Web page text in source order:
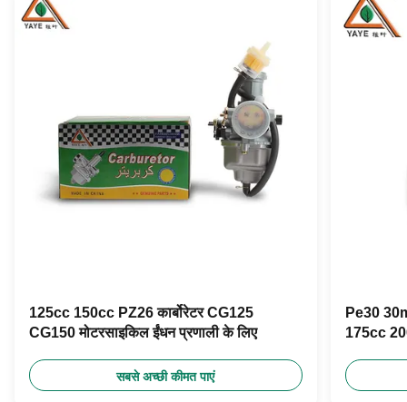
125cc 150cc PZ26 कार्बोरेटर CG125
CG150 मोटरसाइकिल ईंधन प्रणाली के लिए
सबसे अच्छी कीमत पाएं
Pe30
175cc